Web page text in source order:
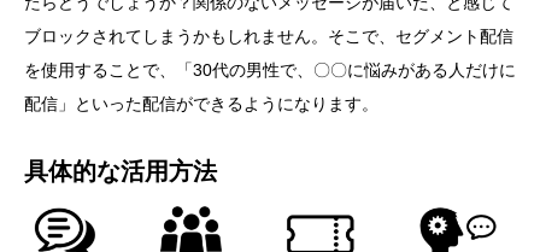
ブロックされてしまうかもしれません。そこで、セグメント配信
を使用することで、「30代の男性で、〇〇に悩みがある人だけに
配信」といった配信ができるようになります。
具体的な活用方法